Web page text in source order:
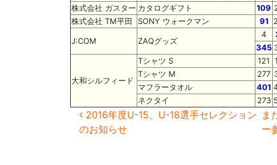
株式会社 ガスター カタログギフト 109
株式会社 TM平田
SONY ウォークマン 91
J:COM ZAQグッズ
4
345
大和シルフィード
Tシャツ S 121
Tシャツ M
277
マフラータオル
401
ネクタイ
273
投稿ナビゲーション
2016年度U-15、U-18選手セレクション
のお知らせ
ま
ー